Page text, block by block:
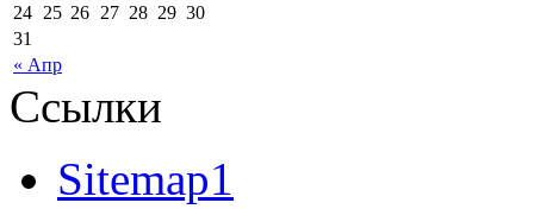
« Апр
24 25 26 27 28 29 30
31
Ссылки
Sitemap1